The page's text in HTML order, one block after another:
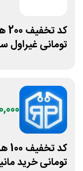
کد
تومانی غیراول
کد
تومانی خرید